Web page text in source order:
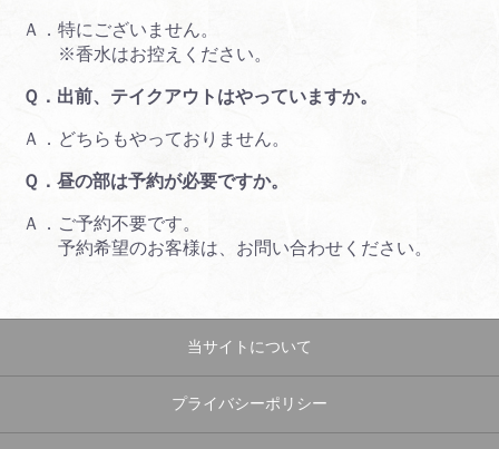
Ａ．特にございません。
※香水はお控えください。
Ｑ．出前、テイクアウトはやっていますか。
Ａ．どちらもやっておりません。
Ｑ．昼の部は予約が必要ですか。
Ａ．ご予約不要です。
予約希望のお客様は、お問い合わせください。
当サイトについて
プライバシーポリシー